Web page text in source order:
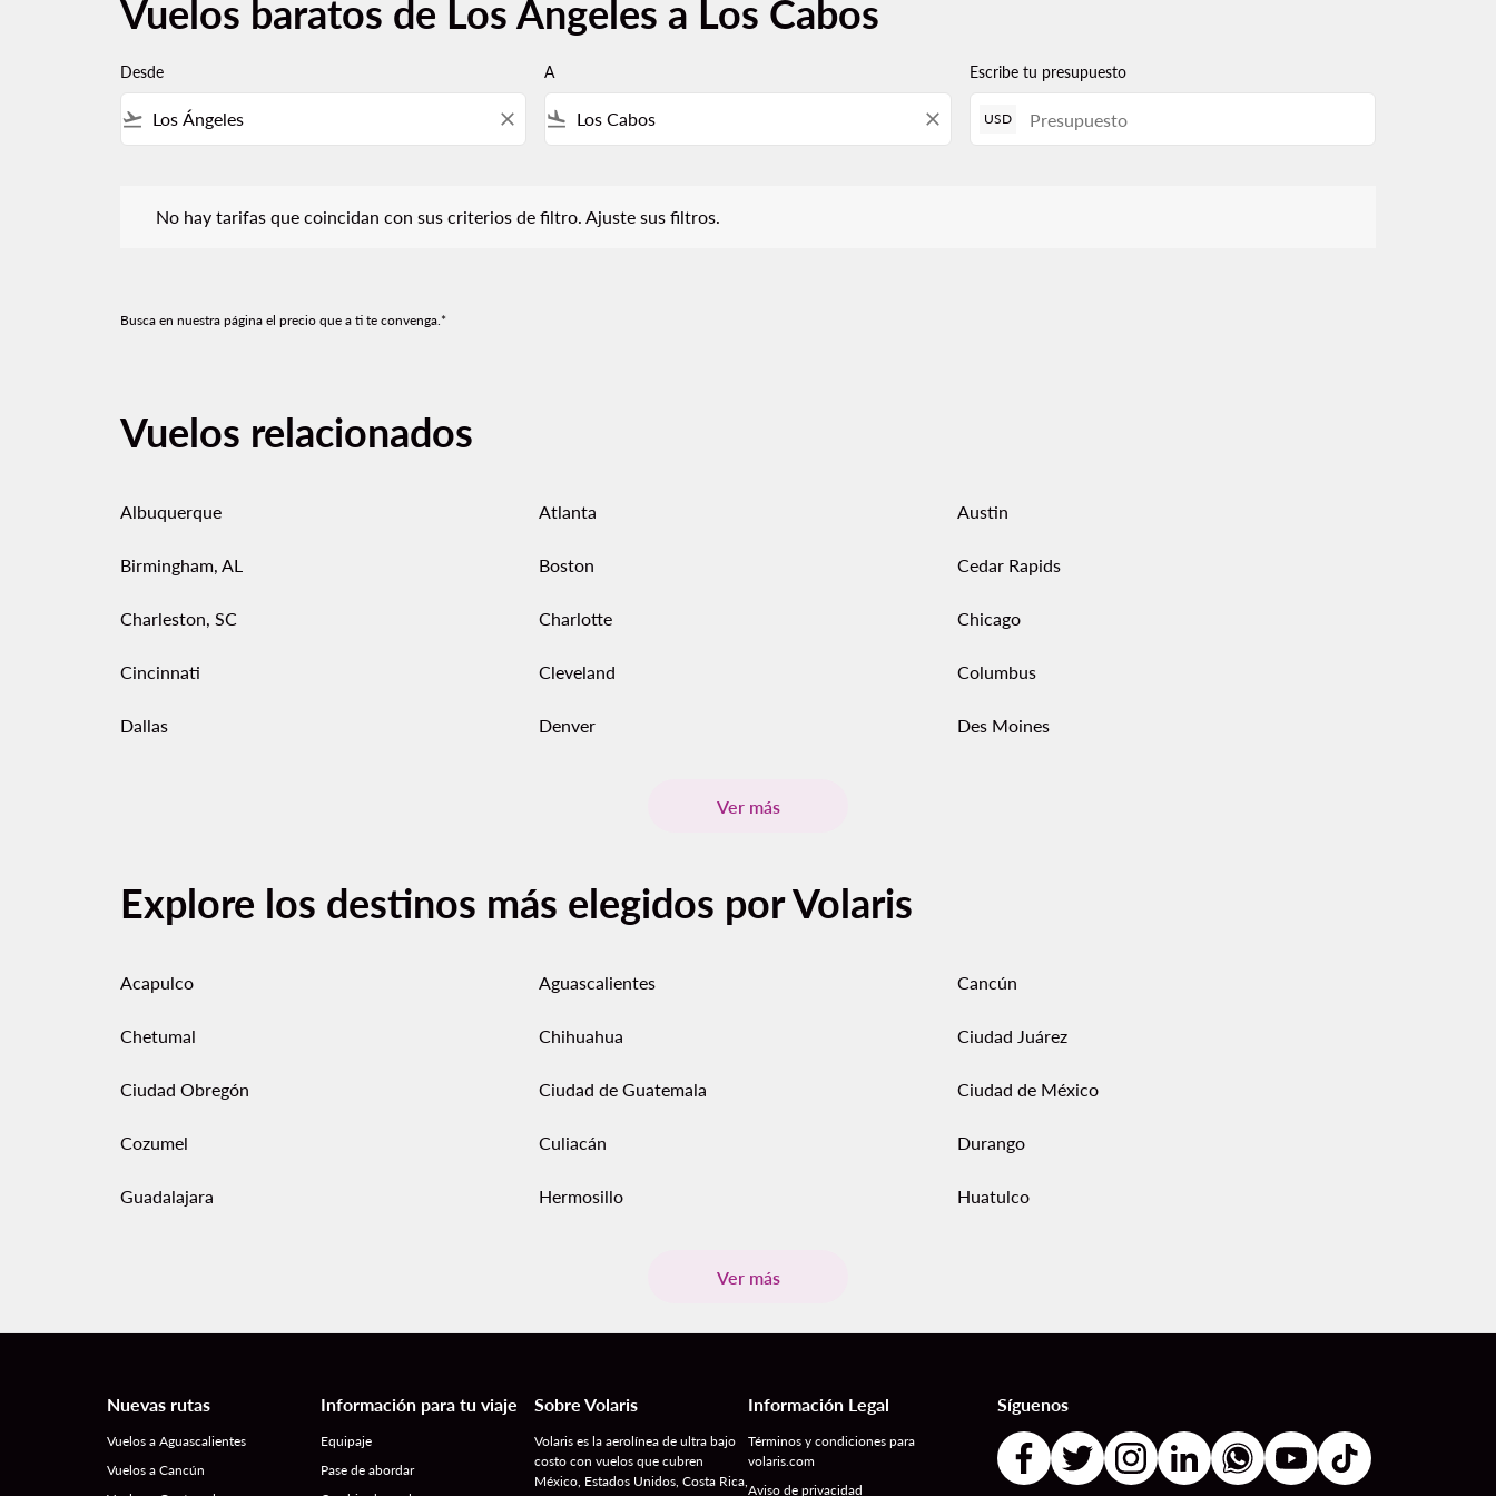
Vuelos baratos de Los Ángeles a Los Cabos
Desde
flight_takeoff close
A
flight_land close
Escribe tu presupuesto
USD
No hay tarifas que coincidan con sus criterios de filtro. Ajuste sus filtros.
Busca en nuestra página el precio que a ti te convenga.*
Vuelos relacionados
Albuquerque Atlanta Austin
Birmingham, AL Boston Cedar Rapids
Charleston, SC Charlotte Chicago
Cincinnati Cleveland Columbus
Dallas Denver Des Moines
Ver más
Explore los destinos más elegidos por Volaris
Acapulco Aguascalientes Cancún
Chetumal Chihuahua Ciudad Juárez
Ciudad Obregón Ciudad de Guatemala Ciudad de México
Cozumel Culiacán Durango
Guadalajara Hermosillo Huatulco
Ver más
Nuevas rutas
Vuelos a Aguascalientes
Vuelos a Cancún
Información para tu viaje
Equipaje
Pase de abordar
Sobre Volaris
Volaris es la aerolínea de ultra bajo
costo con vuelos que cubren
México, Estados Unidos, Costa Rica,
Información Legal
Términos y condiciones para
volaris.com
Aviso de privacidad
Síguenos